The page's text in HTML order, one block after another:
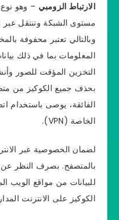
الارتباط الزومبي – وهو نوع
مستوى الشبكة وتنتقل عبر
وبالتالي تعتبر محفوفة
المعلومات بما في ذلك
التخزين المؤقت للصور
بحذف جميع الكوكيز من
الفائقة، يوصى باستخدام
الخاصة (VPN).
لضمان الخصوصية عبر
بالمتصفح. بصرف النظر
للبيانات من مواقع الويب
الكوكيز على الانترنت